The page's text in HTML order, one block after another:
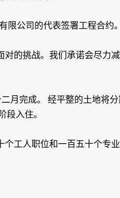
限公司的代表签署工程合约。
的挑战。我们承诺会尽力
月完成。 经平整的土地将
入住。
工人职位和一百五十个专